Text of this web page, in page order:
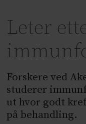
Leter
Forskere ved
studerer
ut hvor godt
på behandling.